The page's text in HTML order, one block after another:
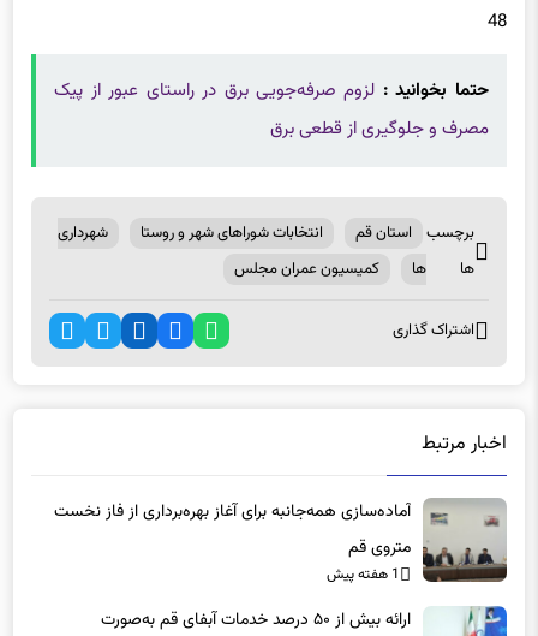
مصرف و جلوگیری از قطعی برق
ها
کمیسیون عمران مجلس
آماده‌سازی همه‌جانبه برای آغاز بهره‌برداری از فاز نخست
متروی قم
1 هفته پیش
غیرحضوری/ کاهش ۳۳ درصدی شکایات